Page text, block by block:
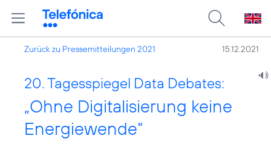
Zurück zu Pressemitteilungen 2021 15.12.2021
20. Tagesspiegel Data Debates:
„Ohne Digitalisierung keine
Energiewende“